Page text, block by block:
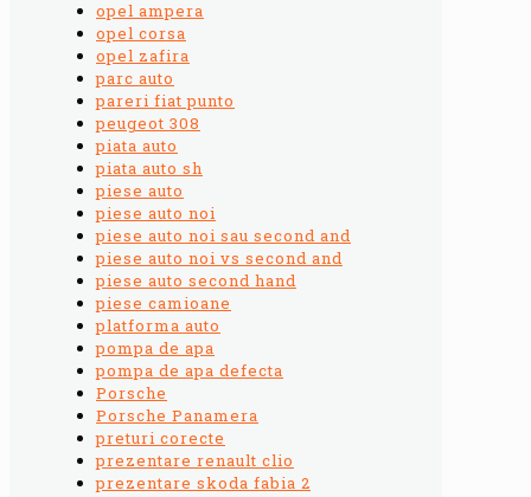
opel ampera
opel corsa
opel zafira
parc auto
pareri fiat punto
peugeot 308
piata auto
piata auto sh
piese auto
piese auto noi
piese auto noi sau second and
piese auto noi vs second and
piese auto second hand
piese camioane
platforma auto
pompa de apa
pompa de apa defecta
Porsche
Porsche Panamera
preturi corecte
prezentare renault clio
prezentare skoda fabia 2